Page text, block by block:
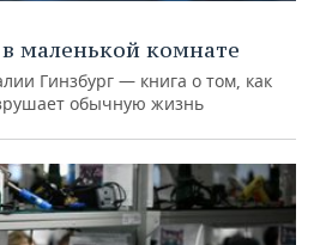
маленькой комнате
Гинзбург — книга о том, как
обычную жизнь